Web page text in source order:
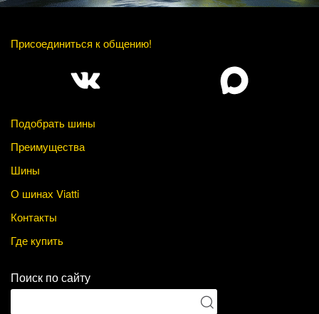
Присоединиться к общению!
Подобрать шины
Преимущества
Шины
О шинах Viatti
Контакты
Где купить
Поиск по сайту